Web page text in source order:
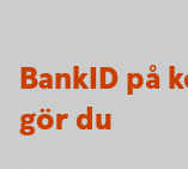
BankID på
gör du